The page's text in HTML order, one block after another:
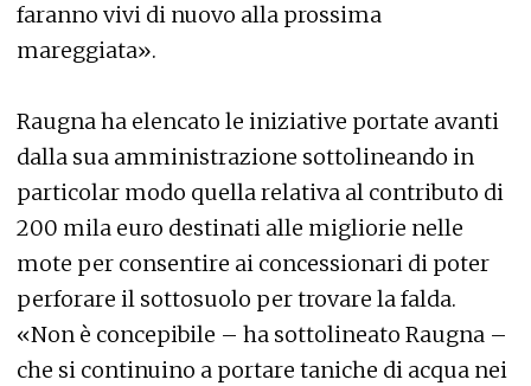
faranno vivi di nuovo alla prossima
mareggiata».
Raugna ha elencato le iniziative portate avanti
dalla sua amministrazione sottolineando in
particolar modo quella relativa al contributo di
200 mila euro destinati alle migliorie nelle
mote per consentire ai concessionari di poter
perforare il sottosuolo per trovare la falda.
«Non è concepibile – ha sottolineato Raugna –
che si continuino a portare taniche di acqua nei